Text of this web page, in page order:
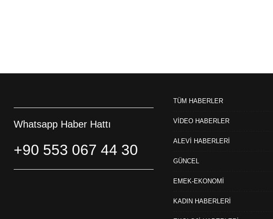
Whatsapp Haber Hattı
+90 553 067 44 30
TÜM HABERLER
VİDEO HABERLER
ALEVİ HABERLERİ
GÜNCEL
EMEK-EKONOMİ
KADIN HABERLERİ